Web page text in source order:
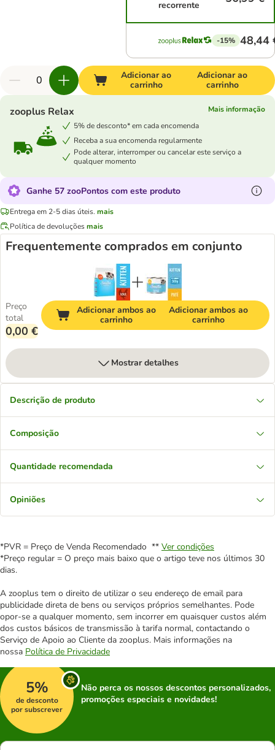
recorrente
-15% 48,44
Adicionar ao
carrinho
Adicionar ao
carrinho
zooplus Relax
Mais informação
5% de desconto* em cada encomenda
Receba a sua encomenda regularmente
Pode alterar, interromper ou cancelar este serviço a
qualquer momento
Ganhe 57 zooPontos com este produto
Entrega em 2-5 dias úteis. mais
Política de devoluçõesmais
Frequentemente comprados em conjunto
Preço
total
0,00 €
Adicionar ambos ao
carrinho
Adicionar ambos ao
carrinho
Mostrar detalhes
Descrição de produto
Composição
Quantidade recomendada
Opiniões
*PVR = Preço de Venda Recomendado ** Ver condições
*Preço regular = O preço mais baixo que o artigo teve nos últimos 30
dias.
A zooplus tem o direito de utilizar o seu endereço de email para
publicidade direta de bens ou serviços próprios semelhantes. Pode
opor-se a qualquer momento, sem incorrer em quaisquer custos além
dos custos básicos de transmissão à tarifa normal, contactando o
Serviço de Apoio ao Cliente da zooplus. Mais informações na
nossa Política de Privacidade
5%
de desconto
por subscrever
Não perca os nossos descontos personalizados,
promoções especiais e novidades!